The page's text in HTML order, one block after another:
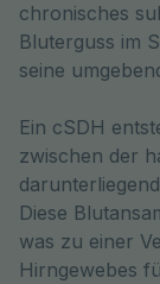
chronisches
Bluterguss im
seine
Ein cSDH
zwischen der
Diese
was zu einer
Hirngewebes